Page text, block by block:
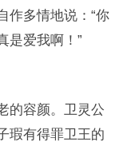
作多情地说：“你
是爱我啊！”
的容颜。卫灵公
瑕有得罪卫王的